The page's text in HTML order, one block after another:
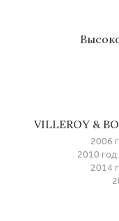
VILLEROY &
2006
2010
2014